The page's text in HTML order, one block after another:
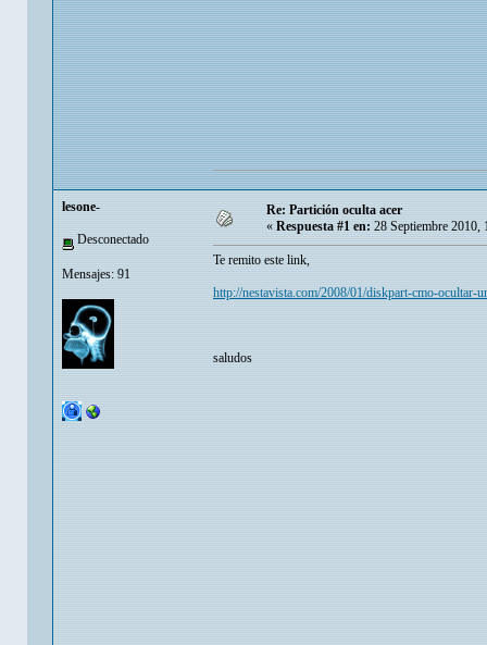
lesone-
Desconectado
Mensajes: 91
Re: Partición oculta acer
« Respuesta #1 en: 28 Septiembre 2010,
Te remito este link,
http://nestavista.com/2008/01/diskpart-cmo-ocultar-
saludos